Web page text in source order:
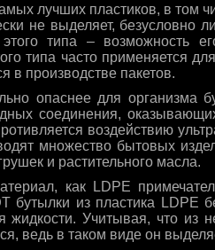
лучших пластиков, в том
не выделяет, безусловно
типа – возможность
типа часто применяется
в производстве пакетов.
опаснее для организма
соединения,
воздействию
множество бытовых
и растительного масла.
как LDPE
бутылки из пластика LDPE
жидкости. Учитывая, что из
ведь в таком виде он